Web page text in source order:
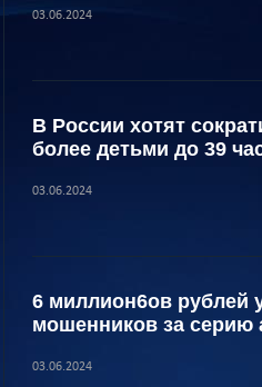
03.06.2024
В России хотят
более детьми до 39
03.06.2024
6 миллион6ов рублей
мошенников за серию
03.06.2024